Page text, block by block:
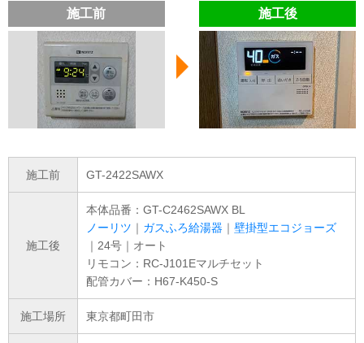
施工前 施工後
施工前 GT-2422SAWX
施工後
本体品番：GT-C2462SAWX BL
ノーリツ ｜ ガスふろ給湯器 ｜ 壁掛型エコジョーズ
｜24号｜オート
リモコン：RC-J101Eマルチセット
配管カバー：H67-K450-S
施工場所 東京都町田市